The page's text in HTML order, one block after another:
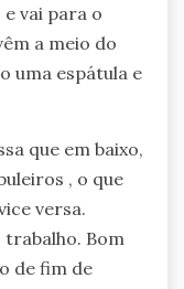
vai para o
a meio do
uma espátula e
que em baixo,
, o que
versa.
Bom
de fim de